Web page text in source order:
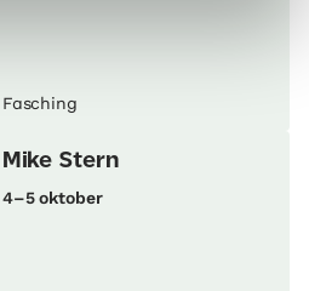
Fasching
Mike Stern
4–5 oktober